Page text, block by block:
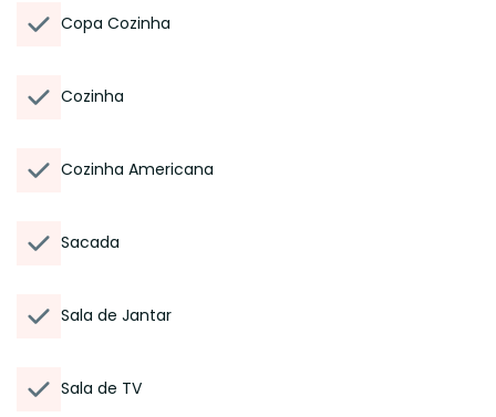
Copa Cozinha
Cozinha
Cozinha Americana
Sacada
Sala de Jantar
Sala de TV